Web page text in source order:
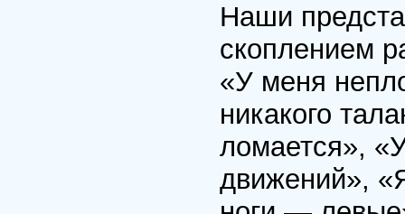
Наши
скоплением
«У меня
никакого
ломается»,
движений»,